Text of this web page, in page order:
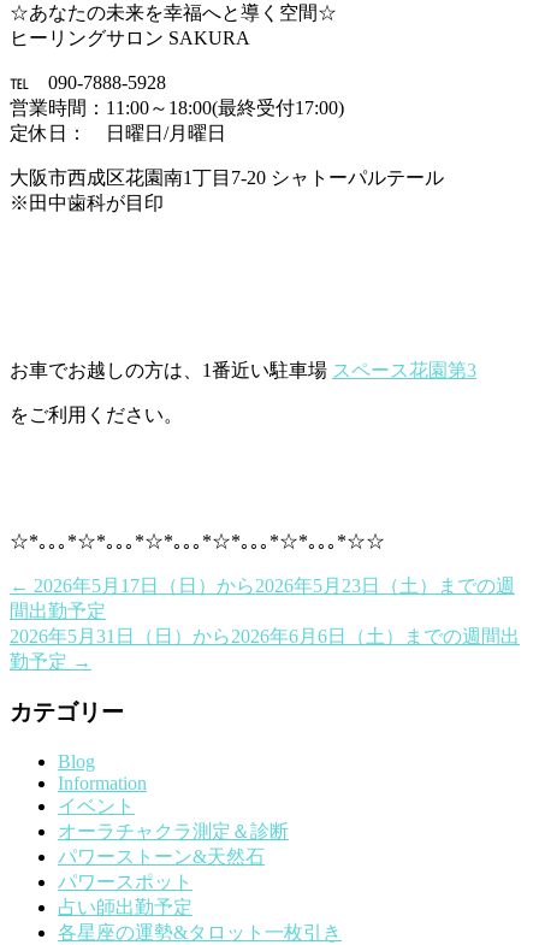
☆あなたの未来を幸福へと導く空間☆
ヒーリングサロン SAKURA
℡ 090-7888-5928
営業時間：11:00～18:00(最終受付17:00)
定休日： 日曜日/月曜日
大阪市西成区花園南1丁目7-20 シャトーパルテール
※田中歯科が目印
お車でお越しの方は、1番近い駐車場 スペース花園第3
をご利用ください。
☆*｡｡｡*☆*｡｡｡*☆*｡｡｡*☆*｡｡｡*☆*｡｡｡*☆☆
← 2026年5月17日（日）から2026年5月23日（土）までの週
間出勤予定
2026年5月31日（日）から2026年6月6日（土）までの週間出
勤予定 →
カテゴリー
Blog
Information
イベント
オーラチャクラ測定＆診断
パワーストーン&天然石
パワースポット
占い師出勤予定
各星座の運勢&タロット一枚引き